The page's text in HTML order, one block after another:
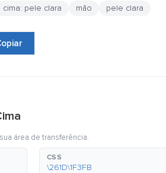
pele clara mão pele clara
área de transferência.
CSS
\261D\1F3FB